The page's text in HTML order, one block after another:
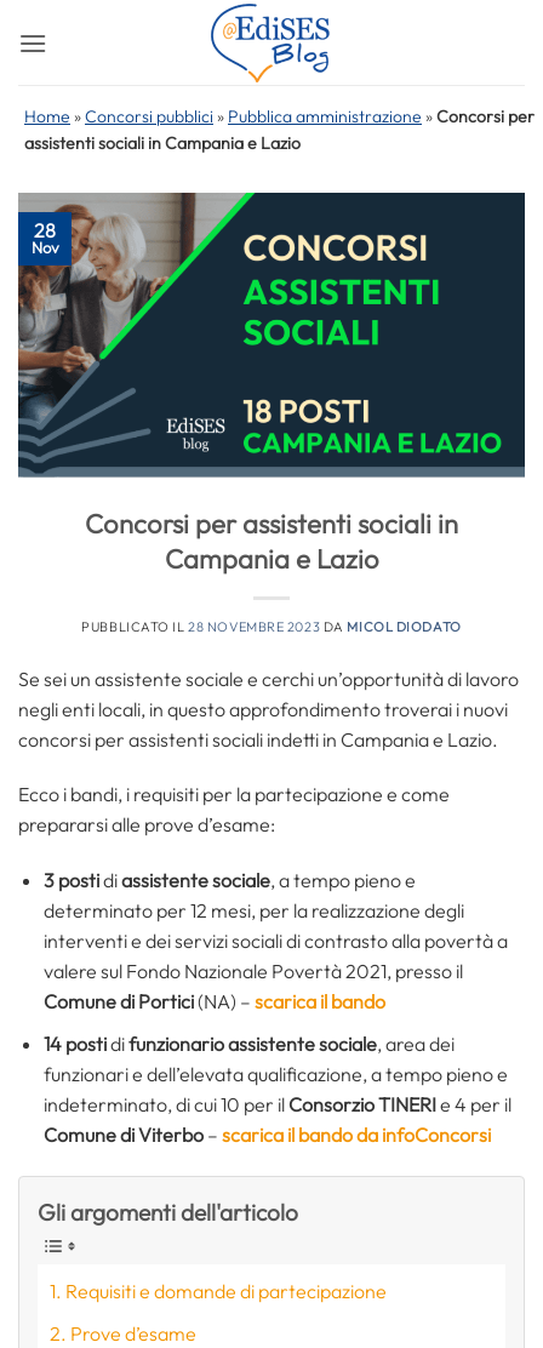
Home »Concorsi pubblici » Pubblica amministrazione »Concorsi per
assistenti sociali in Campania e Lazio
28
Nov
Concorsi per assistenti sociali in
Campania e Lazio
PUBBLICATO IL28 NOVEMBRE 2023 DA MICOL DIODATO
Se sei un assistente sociale e cerchi un’opportunità di lavoro
negli enti locali, in questo approfondimento troverai i nuovi
concorsi per assistenti sociali indetti in Campania e Lazio.
Ecco i bandi, i requisiti per la partecipazione e come
prepararsi alle prove d’esame:
3 postidiassistente sociale, a tempo pieno e
determinato per 12 mesi, per la realizzazione degli
interventi e dei servizi sociali di contrasto alla povertà a
valere sul Fondo Nazionale Povertà 2021, presso il
Comune di Portici(NA) – scarica il bando
14 postidifunzionario assistente sociale, area dei
funzionari e dell’elevata qualificazione, a tempo pieno e
indeterminato, di cui 10 per il Consorzio TINERIe 4 per il
Comune di Viterbo– scarica il bando da infoConcorsi
Gli argomenti dell'articolo
Requisiti e domande di partecipazione
Prove d’esame